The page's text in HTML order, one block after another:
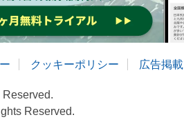
クッキーポリシー 広告掲載
Reserved.